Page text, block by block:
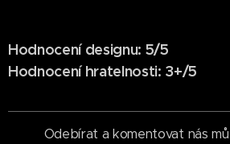
Hodnocení designu: 5/5
Hodnocení hratelnosti: 3+/5
Odebírat a komentovat nás